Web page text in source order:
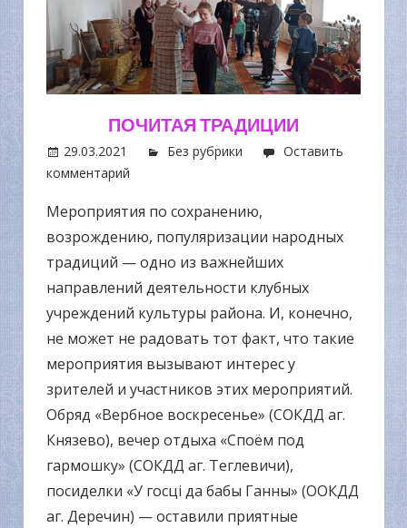
ПОЧИТАЯ ТРАДИЦИИ
29.03.2021 Без рубрики
Оставить
комментарий
Мероприятия по сохранению,
возрождению, популяризации народных
традиций — одно из важнейших
направлений деятельности клубных
учреждений культуры района. И, конечно,
не может не радовать тот факт, что такие
мероприятия вызывают интерес у
зрителей и участников этих мероприятий.
Обряд «Вербное воскресенье» (СОКДД аг.
Князево), вечер отдыха «Споём под
гармошку» (СОКДД аг. Теглевичи),
посиделки «У госці да бабы Ганны» (ООКДД
аг. Деречин) — оставили приятные